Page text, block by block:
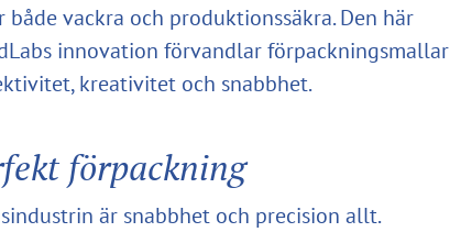
vackra och produktionssäkra. Den här
innovation förvandlar förpackningsmallar
kreativitet och snabbhet.
förpackning
är snabbhet och precision allt.